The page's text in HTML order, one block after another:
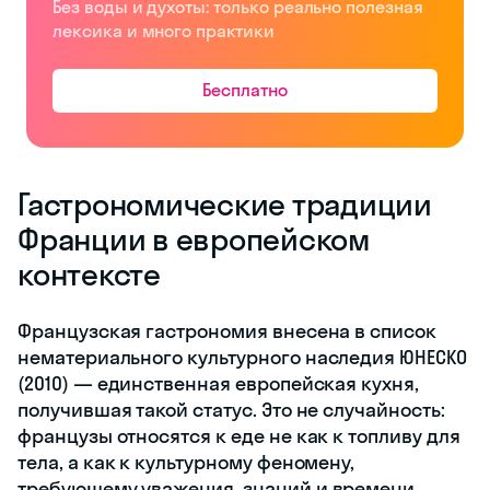
Без воды и духоты: только реально полезная
лексика и много практики
Бесплатно
Гастрономические традиции
Франции в европейском
контексте
Французская гастрономия внесена в список
нематериального культурного наследия ЮНЕСКО
(2010) — единственная европейская кухня,
получившая такой статус. Это не случайность:
французы относятся к еде не как к топливу для
тела, а как к культурному феномену,